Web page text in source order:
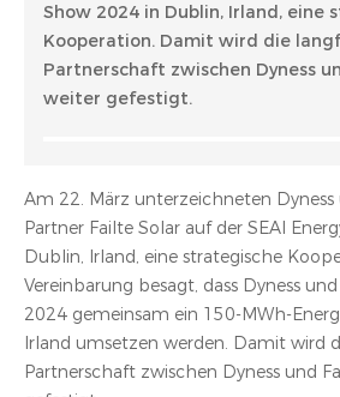
Show 2024 in Dublin, Irland, eine
Kooperation. Damit wird die
Partnerschaft zwischen Dyness
weiter gefestigt.
Am 22. März unterzeichneten Dyness
Partner Failte Solar auf der SEAI
Dublin, Irland, eine strategische
Vereinbarung besagt, dass Dyness
2024 gemeinsam ein 150-MWh-
Irland umsetzen werden. Damit wird
Partnerschaft zwischen Dyness und